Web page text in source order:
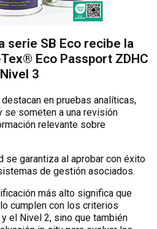
serie SB Eco recibe la
Eco Passport ZDHC
Nivel 3
en pruebas analíticas,
se someten a una revisión
relevante sobre
se garantiza al aprobar con éxito
de gestión asociados.
más alto significa que
cumplen con los criterios
el Nivel 2, sino que también